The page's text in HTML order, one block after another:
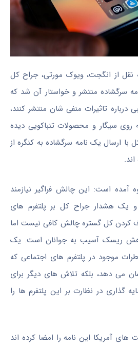
نقل از انگجت، ویوک مورتی، جراح کل
سرگشاده منتشر و خواستار آن شد که
تاثیرات منفی شان منتشر کنند،
سیگار و محصولات تنباکویی دیده
۴۲ جراح کل با ارسال یک نامه سرگشاده به کنگره از
آمده است: این چالش فراگیر نیازمند
یک هشدار جراح کل بر پلتفرم های
کردن کل گستره چالش کافی نیست اما
ریسک آسیب به جوانان است. یک
موجود در پلتفرم های اجتماعی که
می دهد، بلکه تلاش های دیگر برای
گذاری در نظارت بر این پلتفرم ها را
های آمریکا این نامه را امضا کرده اند